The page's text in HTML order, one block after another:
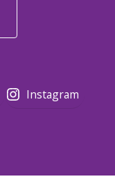
Instagram